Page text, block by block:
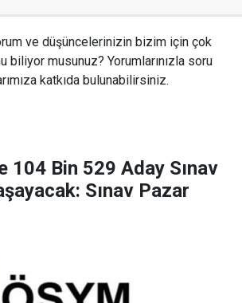
ve düşüncelerinizin bizim için çok
biliyor musunuz? Yorumlarınızla soru
katkıda bulunabilirsiniz.
104 Bin 529 Aday Sınav
Sınav Pazar